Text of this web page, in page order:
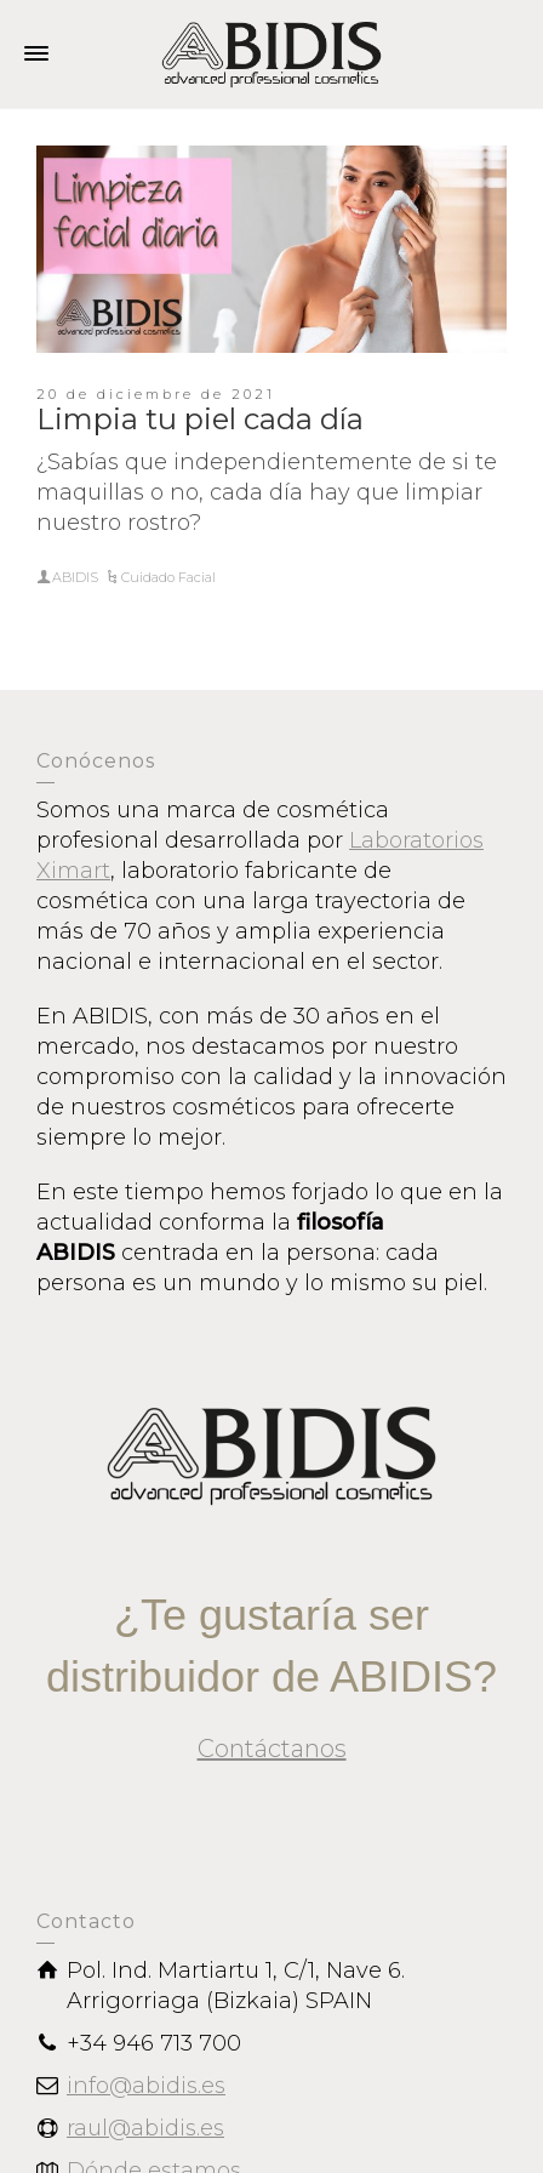
20 de diciembre de 2021
Limpia tu piel cada día
¿Sabías que independientemente de si te
maquillas o no, cada día hay que limpiar
nuestro rostro?
ABIDIS Cuidado Facial
Conócenos
Somos una marca de cosmética
profesional desarrollada por Laboratorios
Ximart, laboratorio fabricante de
cosmética con una larga trayectoria de
más de 70 años y amplia experiencia
nacional e internacional en el sector.
En ABIDIS, con más de 30 años en el
mercado, nos destacamos por nuestro
compromiso con la calidad y la innovación
de nuestros cosméticos para ofrecerte
siempre lo mejor.
En este tiempo hemos forjado lo que en la
actualidad conforma la filosofía
ABIDIS centrada en la persona: cada
persona es un mundo y lo mismo su piel.
¿Te gustaría ser
distribuidor de ABIDIS?
Contáctanos
Contacto
Pol. Ind. Martiartu 1, C/1, Nave 6.
Arrigorriaga (Bizkaia) SPAIN
+34 946 713 700
info@abidis.es
raul@abidis.es